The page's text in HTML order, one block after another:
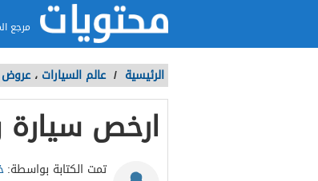
مرجع
الرئيسية / عالم السيارات ، عروض
ارخص
تمت الكتابة بواسطة: